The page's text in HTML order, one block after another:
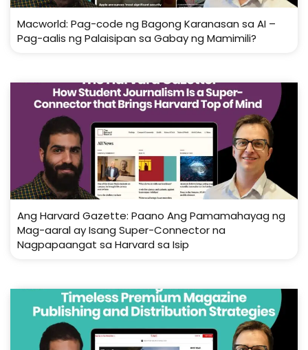
Macworld: Pag-code ng Bagong Karanasan sa AI –
Pag-aalis ng Palaisipan sa Gabay ng Mamimili?
Ang Harvard Gazette: Paano Ang Pamamahayag ng
Mag-aaral ay Isang Super-Connector na
Nagpapaangat sa Harvard sa Isip